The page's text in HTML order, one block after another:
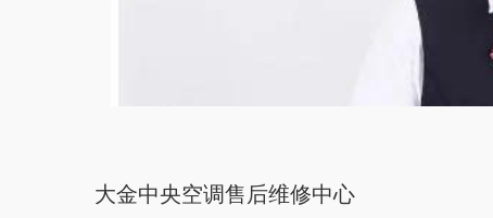
大金中央空调售后维修中心